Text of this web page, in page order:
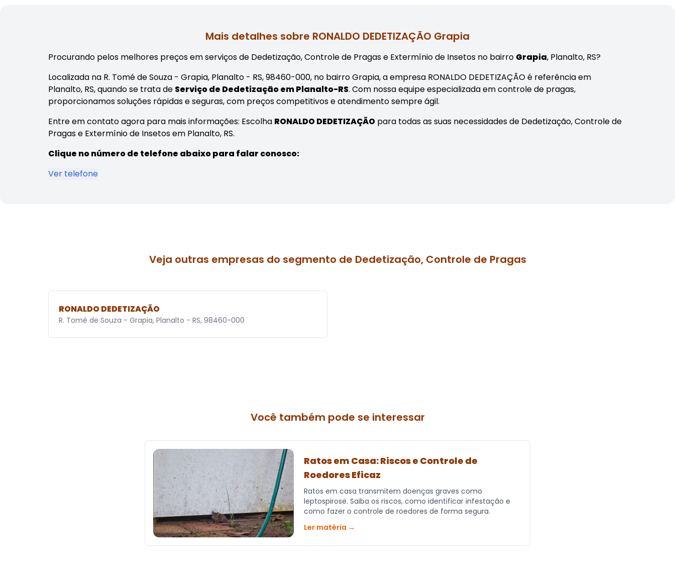
Mais detalhes sobre RONALDO DEDETIZAÇÃO Grapia
Procurando pelos melhores preços em serviços de Dedetização, Controle de Pragas e Extermínio de Insetos no bairro Grapia, Planalto, RS?
Localizada na R. Tomé de Souza - Grapia, Planalto - RS, 98460-000, no bairro Grapia, a empresa RONALDO DEDETIZAÇÃO é referência em
Planalto, RS, quando se trata de Serviço de Dedetização em Planalto-RS. Com nossa equipe especializada em controle de pragas,
proporcionamos soluções rápidas e seguras, com preços competitivos e atendimento sempre ágil.
Entre em contato agora para mais informações: Escolha RONALDO DEDETIZAÇÃO para todas as suas necessidades de Dedetização, Controle de
Pragas e Extermínio de Insetos em Planalto, RS.
Clique no número de telefone abaixo para falar conosco:
Ver telefone
Veja outras empresas do segmento de Dedetização, Controle de Pragas
RONALDO DEDETIZAÇÃO
R. Tomé de Souza - Grapia, Planalto - RS, 98460-000
Você também pode se interessar
Ratos em Casa: Riscos e Controle de
Roedores Eficaz
Ratos em casa transmitem doenças graves como
leptospirose. Saiba os riscos, como identificar infestação e
como fazer o controle de roedores de forma segura.
Ler matéria →